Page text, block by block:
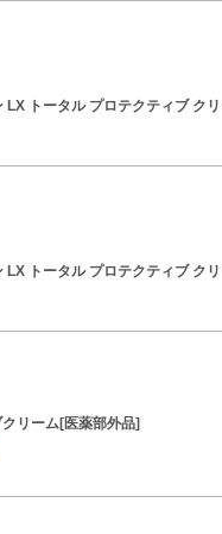
LX トータル プロテクティブ ク
LX トータル プロテクティブ ク
リーム[医薬部外品]